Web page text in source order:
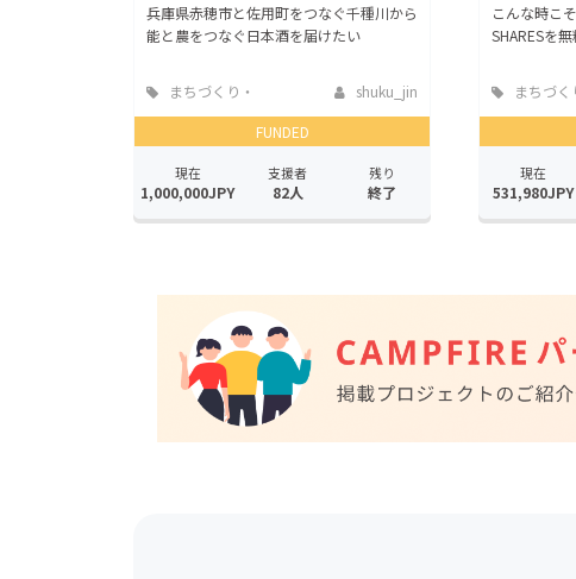
兵庫県赤穂市と佐用町をつなぐ千種川から
能と農をつなぐ日本酒を届けたい
まちづくり・
地域活性化
shuku_jin
FUNDED
現在
1,000,000JPY
支援者
82人
残り
終了
こんな時こ
SHARESを
まちづく
地域活性化
現在
531,980JPY